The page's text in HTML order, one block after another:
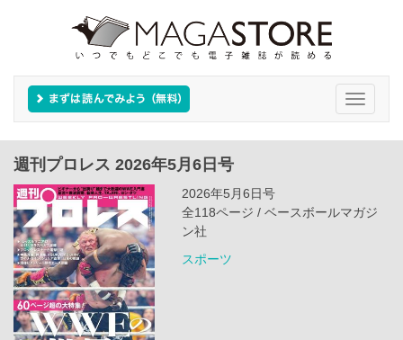
Toggle
週刊プロレス 2026年5月6日号
2026年5月6日号
全118ページ / ベースボールマガジ
ン社
スポーツ